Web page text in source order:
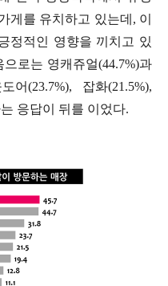
게를 유치하고 있는데, 이
정적인 영향을 끼치고 있
로는 영캐쥬얼(44.7%)과
어(23.7%), 잡화(21.5%),
응답이 뒤를 이었다.